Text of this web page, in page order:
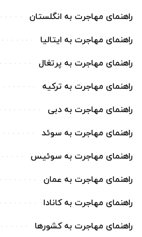
راهنمای مهاجرت به انگلستان
راهنمای مهاجرت به ایتالیا
راهنمای مهاجرت به پرتغال
راهنمای مهاجرت به ترکیه
راهنمای مهاجرت به دبی
راهنمای مهاجرت به سوئد
راهنمای مهاجرت به سوئیس
راهنمای مهاجرت به عمان
راهنمای مهاجرت به کانادا
راهنمای مهاجرت به کشورها